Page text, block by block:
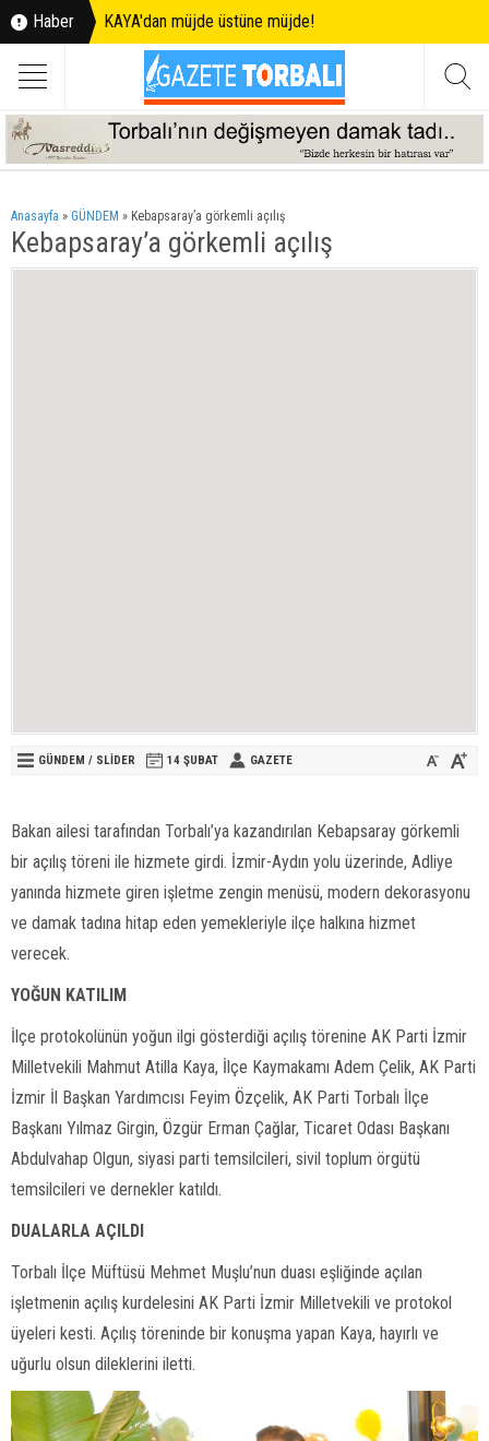
Haber KAYA'dan müjde üstüne müjde!
Anasayfa » GÜNDEM » Kebapsaray’a görkemli açılış
Kebapsaray’a görkemli açılış
GÜNDEM / SLİDER 14 ŞUBAT GAZETE
Bakan ailesi tarafından Torbalı’ya kazandırılan Kebapsaray görkemli
bir açılış töreni ile hizmete girdi. İzmir-Aydın yolu üzerinde, Adliye
yanında hizmete giren işletme zengin menüsü, modern dekorasyonu
ve damak tadına hitap eden yemekleriyle ilçe halkına hizmet
verecek.
YOĞUN KATILIM
İlçe protokolünün yoğun ilgi gösterdiği açılış törenine AK Parti İzmir
Milletvekili Mahmut Atilla Kaya, İlçe Kaymakamı Adem Çelik, AK Parti
İzmir İl Başkan Yardımcısı Feyim Özçelik, AK Parti Torbalı İlçe
Başkanı Yılmaz Girgin, Özgür Erman Çağlar, Ticaret Odası Başkanı
Abdulvahap Olgun, siyasi parti temsilcileri, sivil toplum örgütü
temsilcileri ve dernekler katıldı.
DUALARLA AÇILDI
Torbalı İlçe Müftüsü Mehmet Muşlu’nun duası eşliğinde açılan
işletmenin açılış kurdelesini AK Parti İzmir Milletvekili ve protokol
üyeleri kesti. Açılış töreninde bir konuşma yapan Kaya, hayırlı ve
uğurlu olsun dileklerini iletti.